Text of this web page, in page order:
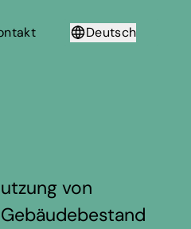
Deutsch
von